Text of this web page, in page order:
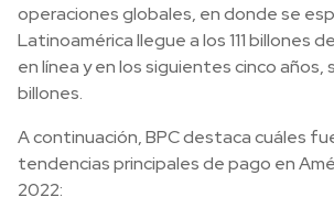
operaciones globales, en donde se
Latinoamérica llegue a los 111 billones
en línea y en los siguientes cinco años,
billones.
A continuación, BPC destaca cuáles
tendencias principales de pago en
2022: